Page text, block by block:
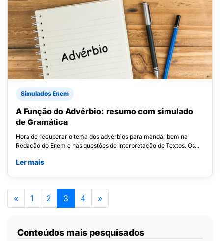
Simulados Enem
A Função do Advérbio: resumo com simulado
de Gramática
Hora de recuperar o tema dos advérbios para mandar bem na
Redação do Enem e nas questões de Interpretação de Textos. Os...
Ler mais
« 1 2 3 4 »
Conteúdos mais pesquisados